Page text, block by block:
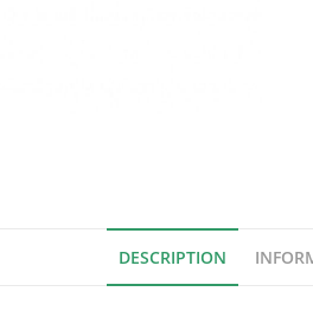
DESCRIPTION